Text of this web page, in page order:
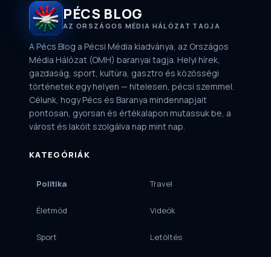
PÉCS BLOG
AZ ORSZÁGOS MÉDIA HÁLÓZAT TAGJA
A Pécs Blog a Pécsi Média kiadványa, az Országos
Média Hálózat (OMH) baranyai tagja. Helyi hírek,
gazdaság, sport, kultúra, gasztro és közösségi
történetek egy helyen — hitelesen, pécsi szemmel.
Célunk, hogy Pécs és Baranya mindennapjait
pontosan, gyorsan és értékalapon mutassuk be, a
várost és lakóit szolgálva nap mint nap.
KATEGÓRIÁK
Politika
Életmód
Sport
Travel
Videók
Letöltés